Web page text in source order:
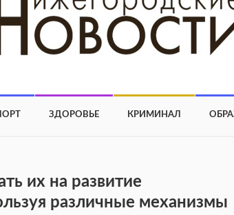
ЗДОРОВЬЕ КРИМИНАЛ
их на развитие
различные механизмы